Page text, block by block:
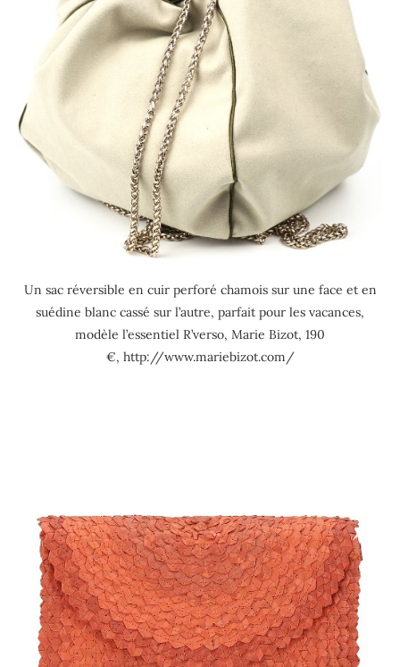
Un sac réversible en cuir perforé chamois sur une face et en
suédine blanc cassé sur l’autre, parfait pour les vacances,
modèle l’essentiel R’verso, Marie Bizot, 190
€, http://www.mariebizot.com/